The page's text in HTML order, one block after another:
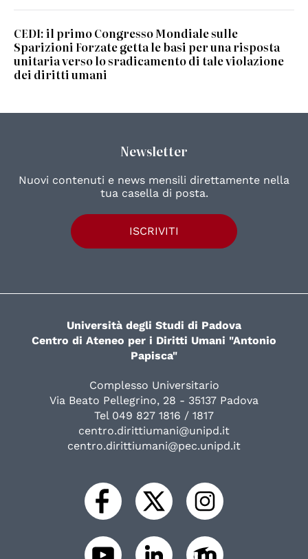
CEDI: il primo Congresso Mondiale sulle
Sparizioni Forzate getta le basi per una risposta
unitaria verso lo sradicamento di tale violazione
dei diritti umani
Newsletter
Nuovi contenuti e news mensili direttamente nella
tua casella di posta.
ISCRIVITI
Università degli Studi di Padova
Centro di Ateneo per i Diritti Umani "Antonio
Papisca"
Complesso Universitario
Via Beato Pellegrino, 28 - 35137 Padova
Tel 049 827 1816 / 1817
centro.dirittiumani@unipd.it
centro.dirittiumani@pec.unipd.it